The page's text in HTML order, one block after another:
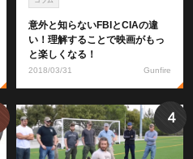
意外と知らないFBIとCIAの違
い！理解することで映画がもっ
と楽しくなる！
2018/03/31 Gunfire
4